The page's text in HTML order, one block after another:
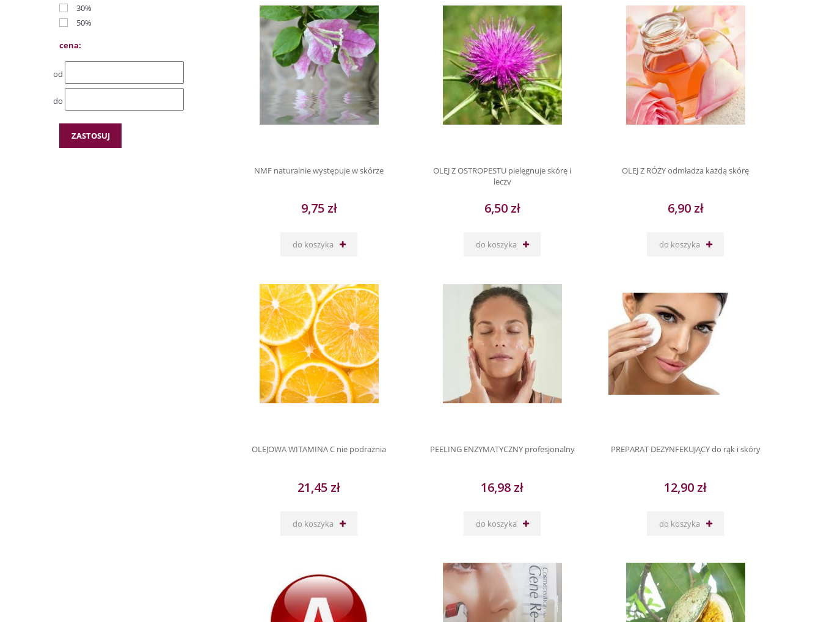
30%
50%
cena:
od
do
ZASTOSUJ
NMF naturalnie występuje w skórze
9,75 zł
do koszyka
OLEJ Z OSTROPESTU pielęgnuje skórę i
leczy
6,50 zł
do koszyka
OLEJ Z RÓŻY odmładza każdą skórę
6,90 zł
do koszyka
OLEJOWA WITAMINA C nie podrażnia
21,45 zł
do koszyka
PEELING ENZYMATYCZNY profesjonalny
16,98 zł
do koszyka
PREPARAT DEZYNFEKUJĄCY do rąk i skóry
12,90 zł
do koszyka